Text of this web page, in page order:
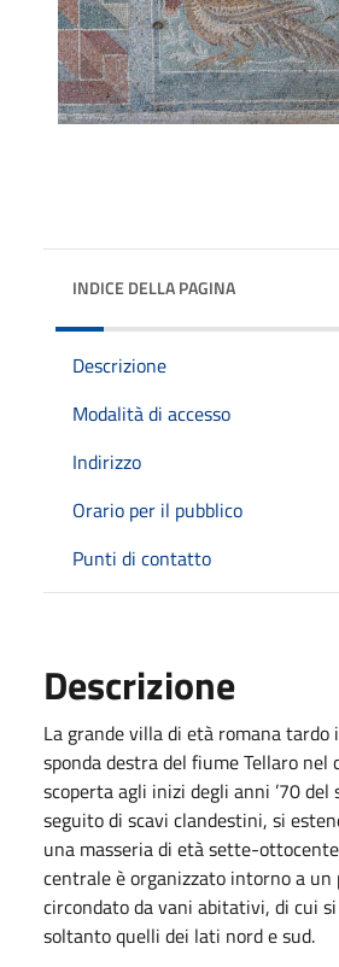
INDICE DELLA PAGINA
Descrizione
Modalità di accesso
Indirizzo
Orario per il pubblico
Punti di contatto
Descrizione
La grande villa di età romana tardo
sponda destra del fiume Tellaro nel
scoperta agli inizi degli anni ’70 del
seguito di scavi clandestini, si
una masseria di età sette-
centrale è organizzato intorno a un
circondato da vani abitativi, di cui
soltanto quelli dei lati nord e sud.